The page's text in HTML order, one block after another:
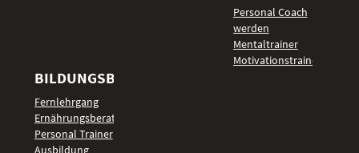
Personal Coach
werden
Mentaltrainer
Motivationstrainer
BILDUNGSBEREICHE
Fernlehrgang
Ernährungsberater
Personal Trainer